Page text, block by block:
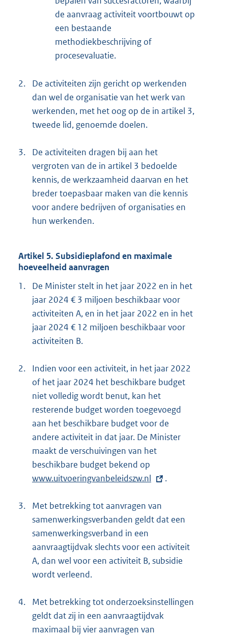
de aanvraag activiteit voortbouwt op
een bestaande
methodiekbeschrijving of
procesevaluatie.
2.
De activiteiten zijn gericht op werkenden
dan wel de organisatie van het werk van
werkenden, met het oog op de in artikel 3,
tweede lid, genoemde doelen.
3.
De activiteiten dragen bij aan het
vergroten van de in artikel 3 bedoelde
kennis, de werkzaamheid daarvan en het
breder toepasbaar maken van die kennis
voor andere bedrijven of organisaties en
hun werkenden.
Artikel 5. Subsidieplafond en maximale
hoeveelheid aanvragen
1.
De Minister stelt in het jaar 2022 en in het
jaar 2024 € 3 miljoen beschikbaar voor
activiteiten A, en in het jaar 2022 en in het
jaar 2024 € 12 miljoen beschikbaar voor
activiteiten B.
2.
Indien voor een activiteit, in het jaar 2022
of het jaar 2024 het beschikbare budget
niet volledig wordt benut, kan het
resterende budget worden toegevoegd
aan het beschikbare budget voor de
andere activiteit in dat jaar. De Minister
maakt de verschuivingen van het
beschikbare budget bekend op
x
e
r
e
k
:
www.uitvoeringvanbeleidszw.nl .
3.
Met betrekking tot aanvragen van
samenwerkingsverbanden geldt dat een
samenwerkingsverband in een
aanvraagtijdvak slechts voor een activiteit
A, dan wel voor een activiteit B, subsidie
wordt verleend.
4.
Met betrekking tot onderzoeksinstellingen
geldt dat zij in een aanvraagtijdvak
maximaal bij vier aanvragen van